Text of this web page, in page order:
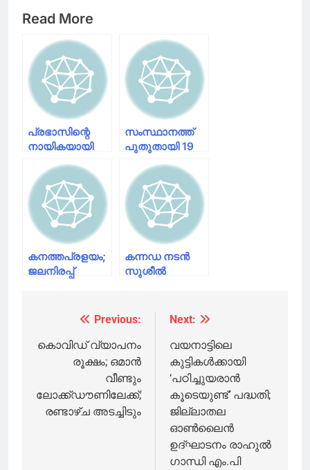
Read More
പ്രഭാസിന്റെ
നായികയായി
പദുക്കോണ്‍!
തെലുങ്കില്‍
നിന്നും മറ്റൊരു
ബ്രഹ്മാണ്ഡ
ചിത്രം
സംസ്ഥാനത്ത്
പുതുതായി 19
സ്‌പോട്ടുകള്‍
കനത്തപ്രളയം;
ജലനിരപ്പ്
കന്നഡ നടൻ
സുശീൽ
ചെയ്ത
കണ്ടെത്തി
navigation
Previous:
കൊവിഡ് വ്യാപനം
രൂക്ഷം; ഒമാന്‍
വീണ്ടും
ലോക്ക്ഡൗണിലേക്ക്;
രണ്ടാഴ്ച അടച്ചിടും
Next:
വയനാട്ടിലെ
കുട്ടികൾക്കായി
‘പഠിച്ചുയരാന്‍
കൂടെയുണ്ട്’ പദ്ധതി;
ജില്ലാതല
ഓണ്‍ലൈന്‍
ഉദ്ഘാടനം രാഹുല്‍
ഗാന്ധി എം.പി